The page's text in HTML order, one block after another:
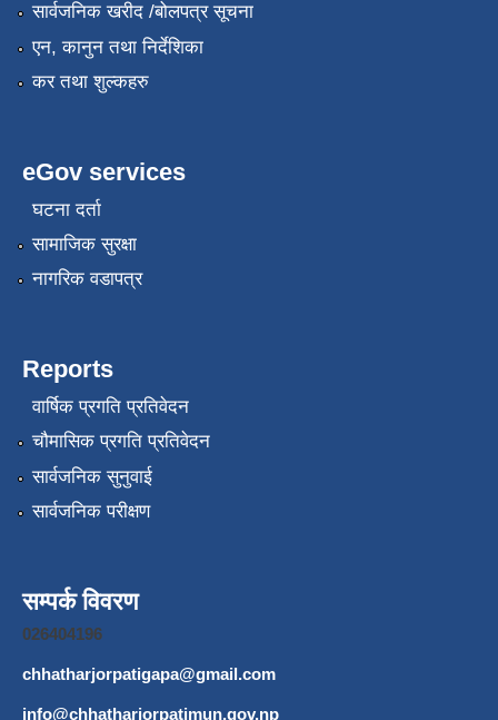
सार्वजनिक खरीद /बोलपत्र सूचना
एन, कानुन तथा निर्देशिका
कर तथा शुल्कहरु
eGov services
घटना दर्ता
सामाजिक सुरक्षा
नागरिक वडापत्र
Reports
वार्षिक प्रगति प्रतिवेदन
चौमासिक प्रगति प्रतिवेदन
सार्वजनिक सुनुवाई
सार्वजनिक परीक्षण
सम्पर्क विवरण
026404196
chhatharjorpatigapa@gmail.com
info@chhatharjorpatimun.gov.np